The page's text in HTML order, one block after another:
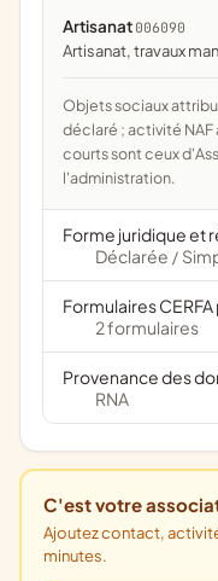
Artisanat 006090
artisanat, travaux
Objets sociaux attribués par l'administration d'après l'objet
déclaré ; activité NAF
courts sont ceux
l'administration.
Forme juridique et
Déclarée /
Formulaires
2 formulaires
Provenance des
RNA
C'est votre
Ajoutez contact, activités, photos et annonces. Gratuit, en 5
minutes.